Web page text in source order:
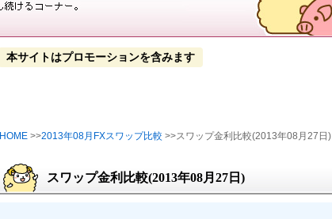
本サイトはプロモーションを含みます
HOME >>2013年08月FXスワップ比較 >>スワップ金利比較(2013年08月27日)
スワップ金利比較(2013年08月27日)